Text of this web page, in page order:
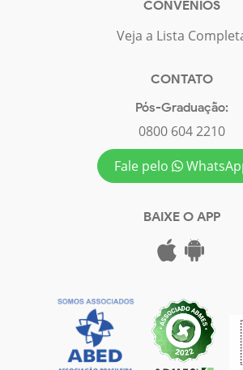
CONVÊNIOS
Veja a Lista
CONTATO
Pós-Graduação:
0800 604 2210
Fale pelo
BAIXE O APP